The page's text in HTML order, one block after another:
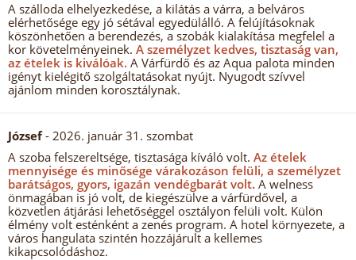
A szálloda elhelyezkedése, a kilátás a várra, a belváros
elérhetősége egy jó sétával egyedülálló. A felújításoknak
köszönhetően a berendezés, a szobák kialakítása megfelel a
kor követelményeinek. A személyzet kedves, tisztaság van,
az ételek is kiválóak. A Várfürdő és az Aqua palota minden
igényt kielégitő szolgáltatásokat nyújt. Nyugodt szívvel
ajánlom minden korosztálynak.
József- 2026. január 31. szombat
A szoba felszereltsége, tisztasága kíváló volt. Az ételek
mennyisége és minősége várakozáson felüli, a személyzet
barátságos, gyors, igazán vendégbarát volt. A welness
önmagában is jó volt, de kiegészülve a várfürdővel, a
közvetlen átjárási lehetőséggel osztályon felüli volt. Külön
élmény volt esténként a zenés program. A hotel környezete, a
város hangulata szintén hozzájárult a kellemes
kikapcsolódáshoz.